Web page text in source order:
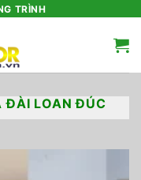
TRÌNH
ĐÀI LOAN ĐÚC